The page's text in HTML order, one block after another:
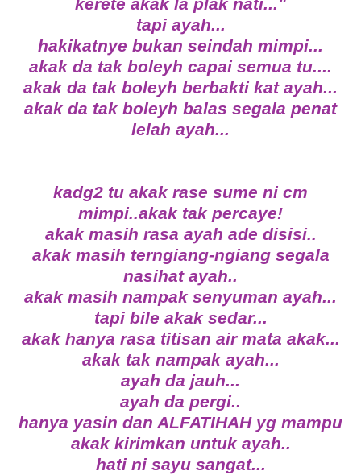
kerete akak la plak nati..."
tapi ayah...
hakikatnye bukan seindah mimpi...
akak da tak boleyh capai semua tu....
akak da tak boleyh berbakti kat ayah...
akak da tak boleyh balas segala penat
lelah ayah...
kadg2 tu akak rase sume ni cm
mimpi..akak tak percaye!
akak masih rasa ayah ade disisi..
akak masih terngiang-ngiang segala
nasihat ayah..
akak masih nampak senyuman ayah...
tapi bile akak sedar...
akak hanya rasa titisan air mata akak...
akak tak nampak ayah...
ayah da jauh...
ayah da pergi..
hanya yasin dan ALFATIHAH yg mampu
akak kirimkan untuk ayah..
hati ni sayu sangat...